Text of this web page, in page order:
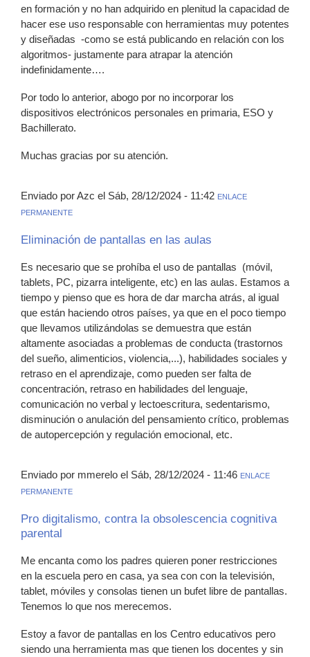
en formación y no han adquirido en plenitud la capacidad de
hacer ese uso responsable con herramientas muy potentes
y diseñadas -como se está publicando en relación con los
algoritmos- justamente para atrapar la atención
indefinidamente….
Por todo lo anterior, abogo por no incorporar los
dispositivos electrónicos personales en primaria, ESO y
Bachillerato.
Muchas gracias por su atención.
Enviado por Azc el Sáb, 28/12/2024 - 11:42 ENLACE
PERMANENTE
Eliminación de pantallas en las aulas
Es necesario que se prohíba el uso de pantallas (móvil,
tablets, PC, pizarra inteligente, etc) en las aulas. Estamos a
tiempo y pienso que es hora de dar marcha atrás, al igual
que están haciendo otros países, ya que en el poco tiempo
que llevamos utilizándolas se demuestra que están
altamente asociadas a problemas de conducta (trastornos
del sueño, alimenticios, violencia,...), habilidades sociales y
retraso en el aprendizaje, como pueden ser falta de
concentración, retraso en habilidades del lenguaje,
comunicación no verbal y lectoescritura, sedentarismo,
disminución o anulación del pensamiento crítico, problemas
de autopercepción y regulación emocional, etc.
Enviado por mmerelo el Sáb, 28/12/2024 - 11:46 ENLACE
PERMANENTE
Pro digitalismo, contra la obsolescencia cognitiva
parental
Me encanta como los padres quieren poner restricciones
en la escuela pero en casa, ya sea con con la televisión,
tablet, móviles y consolas tienen un bufet libre de pantallas.
Tenemos lo que nos merecemos.
Estoy a favor de pantallas en los Centro educativos pero
siendo una herramienta mas que tienen los docentes y sin